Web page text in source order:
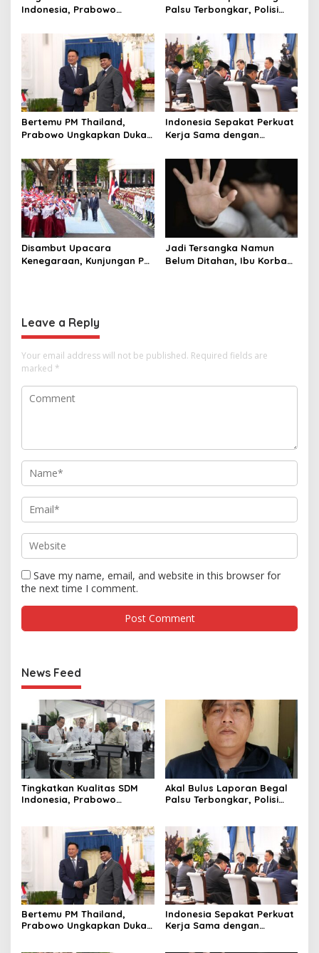
Indonesia, Prabowo
hingga Undang Universitas
Terbaik Dunia
Palsu Terbongkar, Polisi
Perusahaan untuk Crypto
Bertemu PM Thailand,
Prabowo Ungkapkan Duka
Selamat Ulang Tahun ke
Raja Thailand
Indonesia Sepakat Perkuat
Kerja Sama dengan
hingga Ekonomi Digital
Disambut Upacara
Kenegaraan, Kunjungan PM
Jadi Tersangka Namun
Belum Ditahan, Ibu Korban
Leave a Reply
Your email address will not be published. Required fields are
marked *
Save my name, email, and website in this browser for
the next time I comment.
News Feed
Tingkatkan Kualitas SDM
Indonesia, Prabowo
Terbaik Dunia
Akal Bulus Laporan Begal
Palsu Terbongkar, Polisi
Bertemu PM Thailand,
Prabowo Ungkapkan Duka
Indonesia Sepakat Perkuat
Kerja Sama dengan